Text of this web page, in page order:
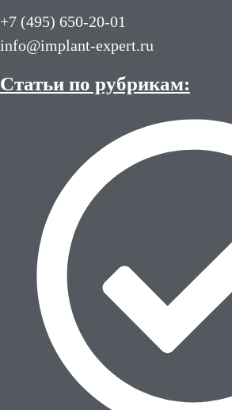
+7 (495) 650-20-01
info@implant-expert.ru
Статьи по рубрикам: